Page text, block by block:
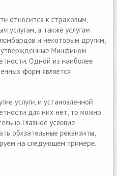
относится к страховым,
услугам, а также услугам
и некоторым другим,
утвержденные Минфином
Одной из наиболее
форм является
услуги, и установленной
для них нет, то можно
Главное условие -
обязательные реквизиты,
на следующем примере.